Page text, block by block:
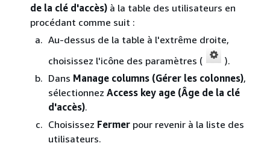
de la clé d'accès) à la table des utilisateurs en
procédant comme suit :
Au-dessus de la table à l'extrême droite,
choisissez l'icône des paramètres (
).
Dans Manage columns (Gérer les colonnes),
sélectionnez Access key age (Âge de la clé
d'accès).
Choisissez Fermer pour revenir à la liste des
utilisateurs.